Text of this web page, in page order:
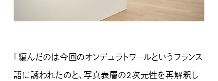
「編んだのは今回のオンデュラトワールというフランス
語に誘われたのと、写真表層の2次元性を再解釈し